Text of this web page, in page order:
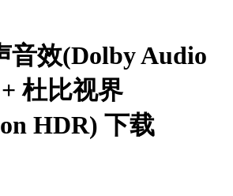
音效(Dolby Audio
杜比视界
HDR) 下载